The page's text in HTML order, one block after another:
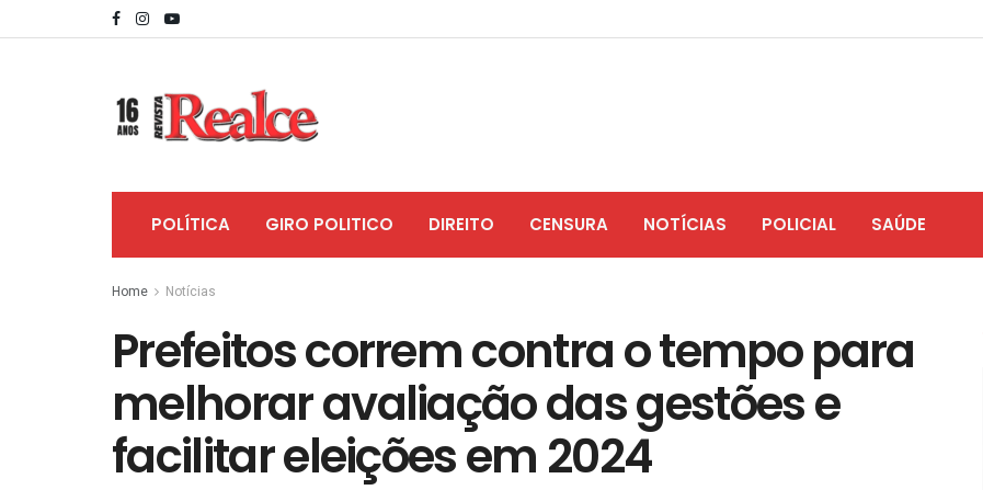
POLÍTICA GIRO POLITICO DIREITO CENSURA NOTÍCIAS POLICIAL SAÚDE
Home Notícias
Prefeitos correm contra o tempo para
melhorar avaliação das gestões e
facilitar eleições em 2024